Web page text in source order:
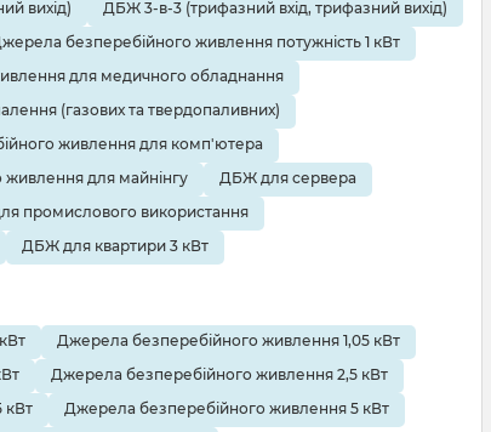
вихід)
ДБЖ 3-в-3 (трифазний вхід, трифазний вихід)
безперебійного живлення потужність 1 кВт
для медичного обладнання
(газових та твердопаливних)
живлення для комп'ютера
для майнінгу
ДБЖ для сервера
промислового використання
ДБЖ для квартири 3 кВт
Джерела безперебійного живлення 1,05 кВт
Джерела безперебійного живлення 2,5 кВт
кВт
Джерела безперебійного живлення 5 кВт